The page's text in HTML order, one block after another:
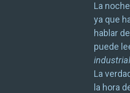
La
ya que
hablar
puede
industrial
La
la hora